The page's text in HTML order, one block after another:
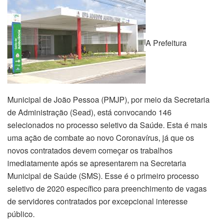
A Prefeitura
Municipal de João Pessoa (PMJP), por meio da Secretaria
de Administração (Sead), está convocando 146
selecionados no processo seletivo da Saúde. Esta é mais
uma ação de combate ao novo Coronavírus, já que os
novos contratados devem começar os trabalhos
imediatamente após se apresentarem na Secretaria
Municipal de Saúde (SMS). Esse é o primeiro processo
seletivo de 2020 específico para preenchimento de vagas
de servidores contratados por excepcional interesse
público.